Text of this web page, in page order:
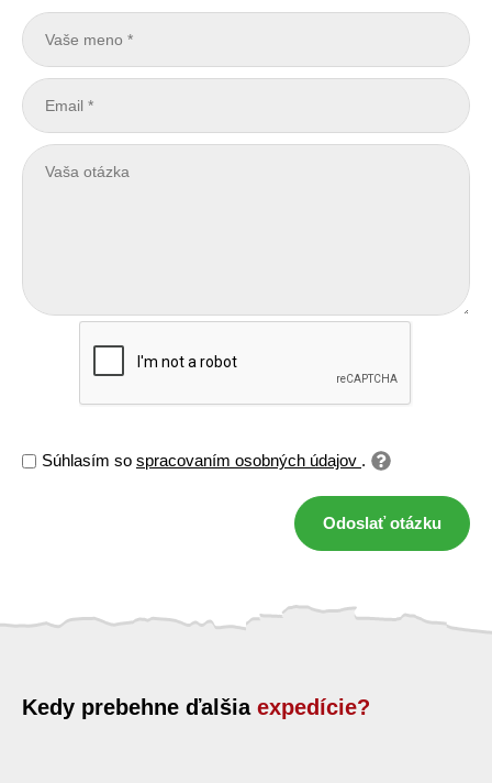
Súhlasím so spracovaním osobných údajov .
Odoslať otázku
Kedy prebehne ďalšia expedície?